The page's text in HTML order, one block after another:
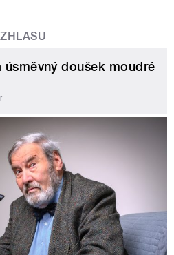
úsměvný doušek moudré